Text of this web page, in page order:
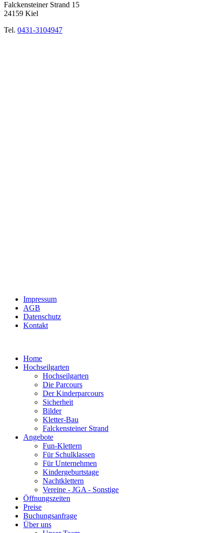
Falckensteiner Strand 15
24159 Kiel
Tel. 0431-3104947
Impressum
AGB
Datenschutz
Kontakt
Home
Hochseilgarten
Hochseilgarten
Die Parcours
Der Kinderparcours
Sicherheit
Bilder
Kletter-Bau
Falckensteiner Strand
Angebote
Fun-Klettern
Für Schulklassen
Für Unternehmen
Kindergeburtstage
Nachtklettern
Vereine - JGA - Sonstige
Öffnungszeiten
Preise
Buchungsanfrage
Über uns